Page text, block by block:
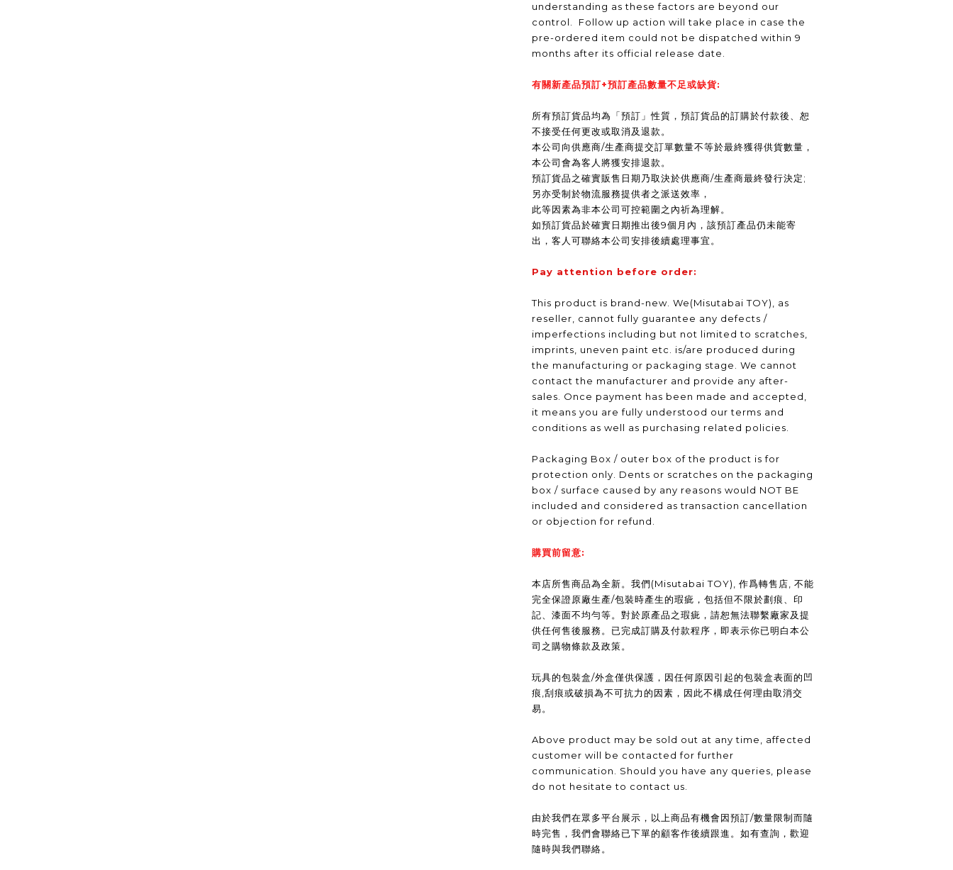
understanding as these factors are beyond our
control. Follow up action will take place in case the
pre-ordered item could not be dispatched within 9
months after its official release date.
有關新產品預訂+預訂產品數量不足或缺貨:
所有預訂貨品均為「預訂」性質，預訂貨品的訂購於付款後、恕
不接受任何更改或取消及退款。
本公司向供應商/生產商提交訂單數量不等於最終獲得供貨數量，
本公司會為客人將獲安排退款。
預訂貨品之確實販售日期乃取決於供應商/生產商最終發行決定;
另亦受制於物流服務提供者之派送效率，
此等因素為非本公司可控範圍之內祈為理解。
如預訂貨品於確實日期推出後9個月內，該預訂產品仍未能寄
出，客人可聯絡本公司安排後續處理事宜。
Pay attention before order:
This product is brand-new. We(Misutabai TOY), as
reseller, cannot fully guarantee any defects /
imperfections including but not limited to scratches,
imprints, uneven paint etc. is/are produced during
the manufacturing or packaging stage. We cannot
contact the manufacturer and provide any after-
sales. Once payment has been made and accepted,
it means you are fully understood our terms and
conditions as well as purchasing related policies.
Packaging Box / outer box of the product is for
protection only. Dents or scratches on the packaging
box / surface caused by any reasons would NOT BE
included and considered as transaction cancellation
or objection for refund.
購買前留意:
本店所售商品為全新。我們(Misutabai TOY), 作爲轉售店, 不能
完全保證原廠生產/包裝時產生的瑕疵，包括但不限於劃痕、印
記、漆面不均勻等。對於原產品之瑕疵，請恕無法聯繫廠家及提
供任何售後服務。已完成訂購及付款程序，即表示你已明白本公
司之購物條款及政策。
玩具的包裝盒/外盒僅供保護，因任何原因引起的包裝盒表面的凹
痕,刮痕或破損為不可抗力的因素，因此不構成任何理由取消交
易。
Above product may be sold out at any time, affected
customer will be contacted for further
communication. Should you have any queries, please
do not hesitate to contact us.
由於我們在眾多平台展示，以上商品有機會因預訂/數量限制而隨
時完售，我們會聯絡已下單的顧客作後續跟進。如有查詢，歡迎
隨時與我們聯絡。